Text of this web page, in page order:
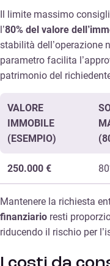
Il limite massimo
l’80% del valore
stabilità dell’operazione
parametro facilita
patrimonio del
VALORE
IMMOBILE
(ESEMPIO)
250.000 €
Mantenere la richiesta
finanziario resti
riducendo il rischio per